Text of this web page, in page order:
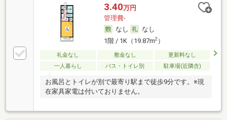
3.40万円
管理費-
なし
なし
1階 / 1K（19.87m2）
礼金なし 敷金なし
更新料なし
一人暮らし
バス・トイレ別 駐車場(近隣含)
お風呂とトイレが別で最寄り駅まで徒歩9分です。※現
在家具家電は付いておりません。